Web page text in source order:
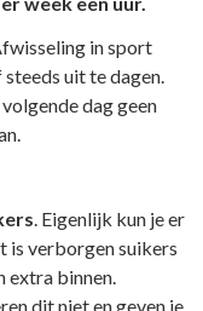
in sport
uit te dagen.
dag geen
. Eigenlijk kun je er
is verborgen suikers
extra binnen.
dit niet en geven je